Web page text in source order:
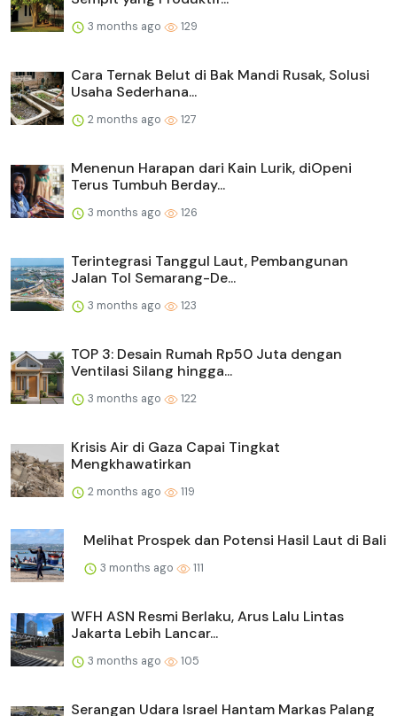
3 months ago 129
Cara Ternak Belut di Bak Mandi Rusak, Solusi
Usaha Sederhana...
2 months ago 127
Menenun Harapan dari Kain Lurik, diOpeni
Terus Tumbuh Berday...
3 months ago 126
Terintegrasi Tanggul Laut, Pembangunan
Jalan Tol Semarang-De...
3 months ago 123
TOP 3: Desain Rumah Rp50 Juta dengan
Ventilasi Silang hingga...
3 months ago 122
Krisis Air di Gaza Capai Tingkat
Mengkhawatirkan
2 months ago 119
Melihat Prospek dan Potensi Hasil Laut di Bali
3 months ago 111
WFH ASN Resmi Berlaku, Arus Lalu Lintas
Jakarta Lebih Lancar...
3 months ago 105
Serangan Udara Israel Hantam Markas Palang